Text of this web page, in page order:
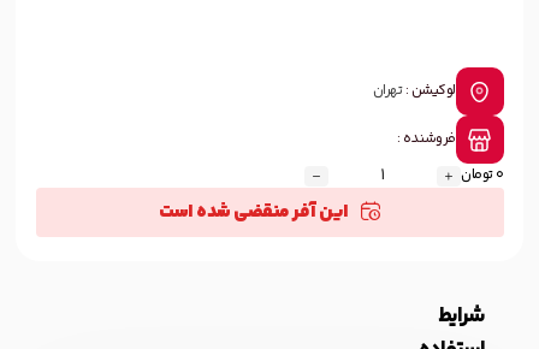
لوکیشن :تهران
فروشنده :
0 تومان
این آفر منقضی شده است
شرایط